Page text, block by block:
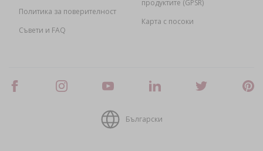
Политика за поверителност
Съвети и FAQ
продуктите (GPSR)
Карта с посоки
Български